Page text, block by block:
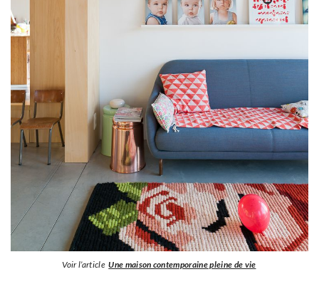
Voir l’article Une maison contemporaine pleine de vie